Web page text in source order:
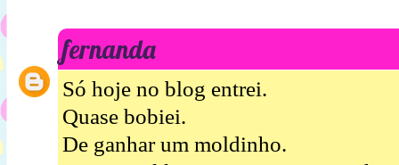
fernanda
Só hoje no blog entrei.
Quase bobiei.
De ganhar um moldinho.